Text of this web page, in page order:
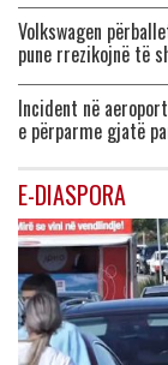
Volkswagen
pune rrezikojnë të
Incident në
e përparme gjatë
E-DIASPORA